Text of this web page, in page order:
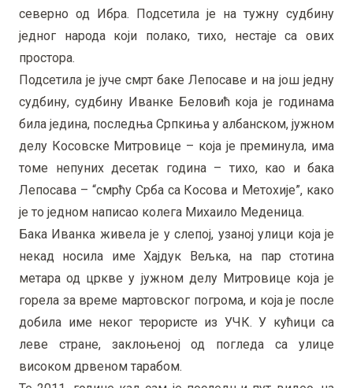
северно од Ибра. Подсетила је на тужну судбину
једног народа који полако, тихо, нестаје са ових
простора.
Подсетила је јуче смрт баке Лепосаве и на још једну
судбину, судбину Иванке Беловић која је годинама
била једина, последња Српкиња у албанском, јужном
делу Косовске Митровице – која је преминула, има
томе непуних десетак година – тихо, као и бака
Лепосава – “смрћу Срба са Косова и Метохије”, како
је то једном написао колега Михаило Меденица.
Бака Иванка живела је у слепој, узаној улици која је
некад носила име Хајдук Вељка, на пар стотина
метара од цркве у јужном делу Митровице која је
горела за време мартовског погрома, и која је после
добила име неког терористе из УЧК. У кућици са
леве стране, заклоњеној од погледа са улице
високом дрвеном тарабом.